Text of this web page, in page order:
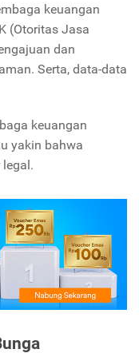
keuangan
(Otoritas Jasa
dan
Serta, data-data
keuangan
yakin bahwa